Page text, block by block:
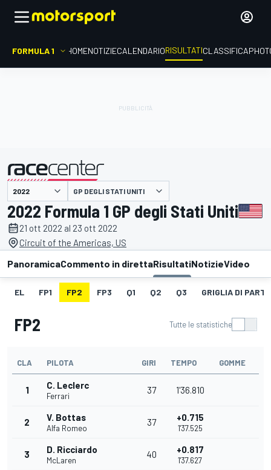
FORMULA 1 HOMENOTIZIECALENDARIORISULTATICLASSIFICA
presentato da GP DEGLI STATI UNITI
2022 Formula 1 GP degli Stati Uniti
21 ott 2022 al 23 ott 2022
Circuit of the Americas, US
PanoramicaCommento in direttaRisultatiNotizieVideo
EL FP1 FP2 FP3 Q1 Q2 Q3 GRIGLIA DI
FP2 Tutte le statistiche
CLA PILOTA GIRI TEMPO GOMME
1 C. Leclerc
Ferrari
37 1'36.810
2 V. Bottas
Alfa Romeo
37 +0.715
1'37.525
3 D. Ricciardo
McLaren
40 +0.817
1'37.627